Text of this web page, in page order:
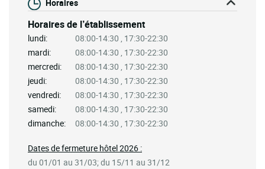
Horaires
Horaires de l’établissement
lundi:
08:00-14:30 , 17:30-22:30
mardi:
08:00-14:30 , 17:30-22:30
mercredi:
08:00-14:30 , 17:30-22:30
jeudi:
08:00-14:30 , 17:30-22:30
vendredi:
08:00-14:30 , 17:30-22:30
samedi:
08:00-14:30 , 17:30-22:30
dimanche:
08:00-14:30 , 17:30-22:30
Dates de fermeture hôtel 2026 :
du 01/01 au 31/03; du 15/11 au 31/12